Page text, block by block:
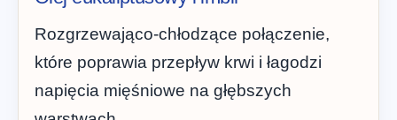
Rozgrzewająco-chłodzące połączenie,
które poprawia przepływ krwi i łagodzi
napięcia mięśniowe na głębszych